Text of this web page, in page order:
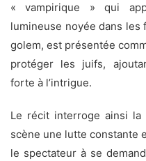
« vampirique » qui
lumineuse noyée dans les
golem, est présentée
protéger les juifs,
forte à l’intrigue.
Le récit interroge ainsi
scène une lutte constante
le spectateur à se